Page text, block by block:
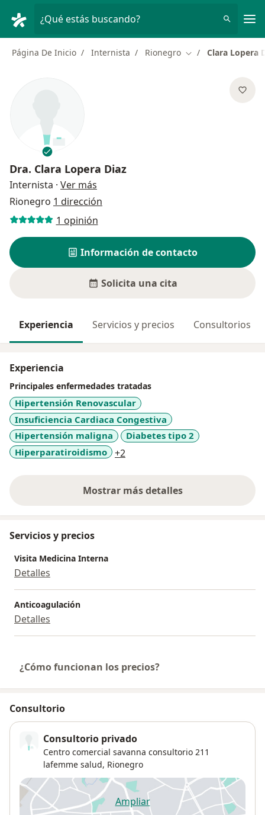
¿Qué estás buscando?
Página De Inicio Internista Rionegro Cambiar de ciudad
Clara Lopera
Dra. Clara Lopera Diaz
Internista · Ver más
Rionegro 1 dirección
1 opinión
Información de contacto
Solicita una cita
Experiencia Servicios y precios Consultorios
Experiencia
Principales enfermedades tratadas
Hipertensión Renovascular
Insuficiencia Cardiaca Congestiva
Hipertensión maligna
Diabetes tipo 2
Hiperparatiroidismo
+2
Mostrar más detalles
sobre la experiencia
Servicios y precios
Visita Medicina Interna
Detalles
Anticoagulación
Detalles
¿Cómo funcionan los precios?
Consultorio
Consultorio privado
Centro comercial savanna consultorio 211
lafemme salud, Rionegro
Ampliarse abre en una nueva